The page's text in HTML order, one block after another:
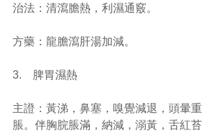
治法：清瀉膽熱，利濕通竅。
方藥：龍膽瀉肝湯加減。
3.    脾胃濕熱
主證：黃涕，鼻塞，嗅覺減退，頭暈重
脹。伴胸脘脹滿，納減，溺黃，舌紅苔